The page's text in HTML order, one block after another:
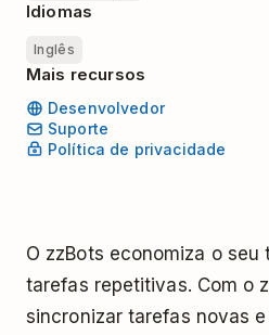
Idiomas
Inglês
Mais recursos
Desenvolvedor
Suporte
Política de privacidade
O zzBots economiza o
tarefas repetitivas. Com o
sincronizar tarefas novas